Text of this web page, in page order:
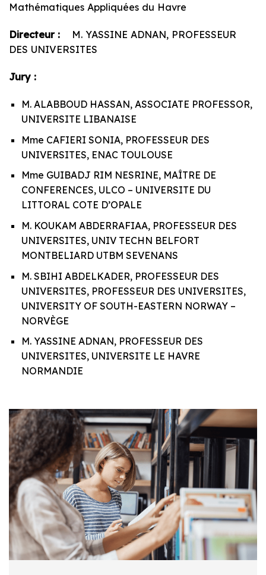
Mathématiques Appliquées du Havre
Directeur :
M. YASSINE ADNAN, PROFESSEUR
DES UNIVERSITES
Jury :
M. ALABBOUD HASSAN, ASSOCIATE PROFESSOR,
UNIVERSITE LIBANAISE
Mme CAFIERI SONIA, PROFESSEUR DES
UNIVERSITES, ENAC TOULOUSE
Mme GUIBADJ RIM NESRINE, MAÎTRE DE
CONFERENCES, ULCO – UNIVERSITE DU
LITTORAL COTE D’OPALE
M. KOUKAM ABDERRAFIAA, PROFESSEUR DES
UNIVERSITES, UNIV TECHN BELFORT
MONTBELIARD UTBM SEVENANS
M. SBIHI ABDELKADER, PROFESSEUR DES
UNIVERSITES, PROFESSEUR DES UNIVERSITES,
UNIVERSITY OF SOUTH-EASTERN NORWAY –
NORVÈGE
M. YASSINE ADNAN, PROFESSEUR DES
UNIVERSITES, UNIVERSITE LE HAVRE
NORMANDIE